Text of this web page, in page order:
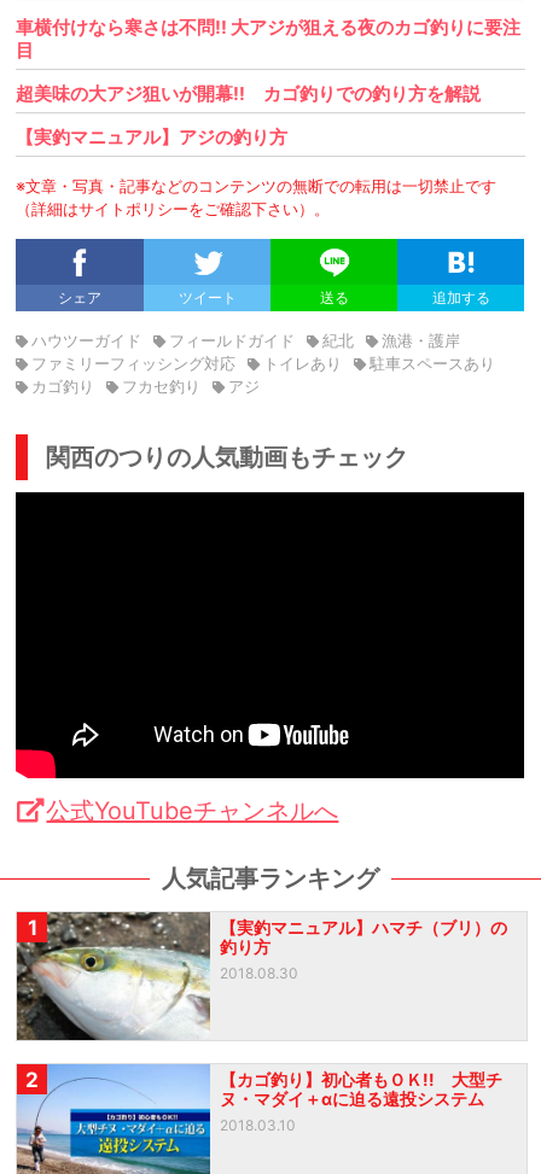
車横付けなら寒さは不問!! 大アジが狙える夜のカゴ釣りに要注
目
超美味の大アジ狙いが開幕!! カゴ釣りでの釣り方を解説
【実釣マニュアル】アジの釣り方
※文章・写真・記事などのコンテンツの無断での転用は一切禁止です
（詳細はサイトポリシーをご確認下さい）。
シェア ツイート 送る 追加する
ハウツーガイド フィールドガイド 紀北
漁港・護岸
ファミリーフィッシング対応
トイレあり
駐車スペースあり
カゴ釣り
フカセ釣り アジ
関西のつりの人気動画もチェック
公式YouTubeチャンネルへ
人気記事ランキング
1
【実釣マニュアル】ハマチ（ブリ）の
釣り方
2018.08.30
2
【カゴ釣り】初心者もＯＫ!! 大型チ
ヌ・マダイ＋αに迫る遠投システム
2018.03.10